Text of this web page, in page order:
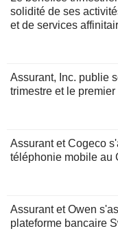
solidité de ses
et de services
Assurant, Inc. publie
trimestre et le
Assurant et Cogeco
téléphonie mobile au
Assurant et Owen
plateforme bancaire